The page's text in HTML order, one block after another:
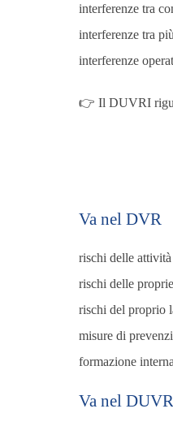
interferenze tra
interferenze tra
interferenze
👉 Il DUVRI
Va nel DVR
rischi delle
rischi delle
rischi del proprio
misure di
formazione interna
Va nel